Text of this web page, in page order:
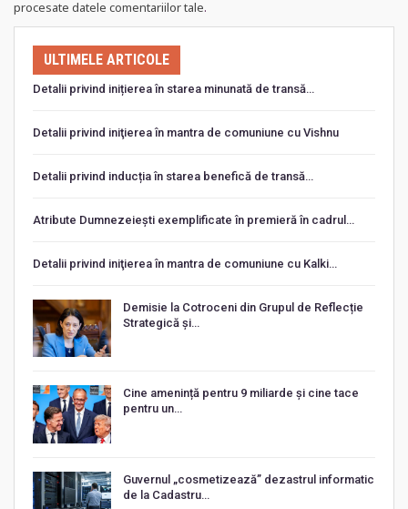
procesate datele comentariilor tale.
ULTIMELE ARTICOLE
Detalii privind inițierea în starea minunată de transă…
Detalii privind iniţierea în mantra de comuniune cu Vishnu
Detalii privind inducția în starea benefică de transă…
Atribute Dumnezeiești exemplificate în premieră în cadrul…
Detalii privind iniţierea în mantra de comuniune cu Kalki…
Demisie la Cotroceni din Grupul de Reflecție
Strategică și…
Cine amenință pentru 9 miliarde și cine tace
pentru un…
Guvernul „cosmetizează” dezastrul informatic
de la Cadastru…